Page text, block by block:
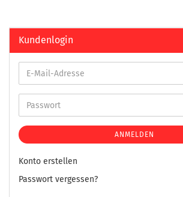
Kundenlogin
ANMELDEN
Konto erstellen
Passwort vergessen?